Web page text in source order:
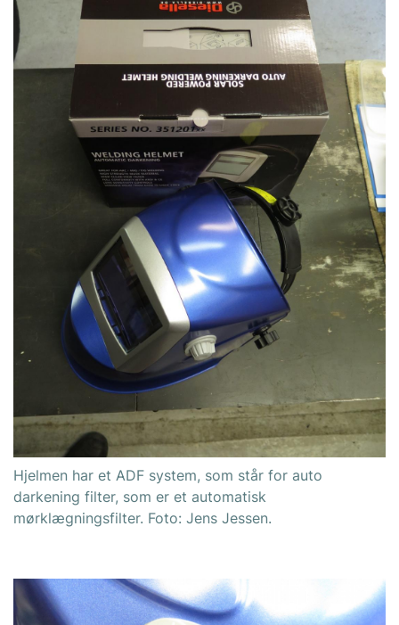
Hjelmen har et ADF system, som står for auto
darkening filter, som er et automatisk
mørklægningsfilter. Foto: Jens Jessen.